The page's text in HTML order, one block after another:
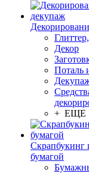
Декор
Поталь
+ ЕЩЕ
Скрапбукинг
бумагой